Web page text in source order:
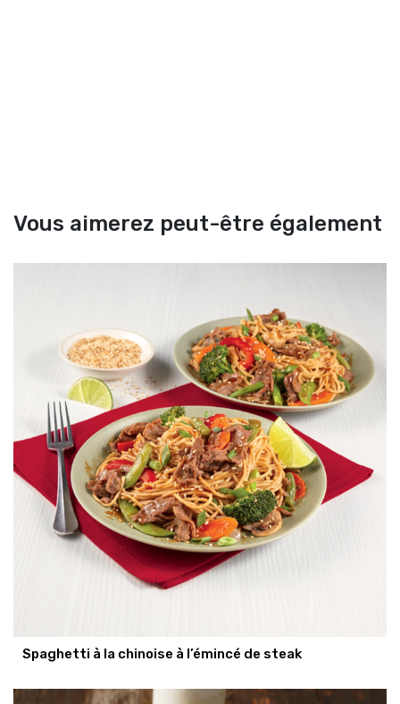
Vous aimerez peut-être également
Spaghetti à la chinoise à l’émincé de steak